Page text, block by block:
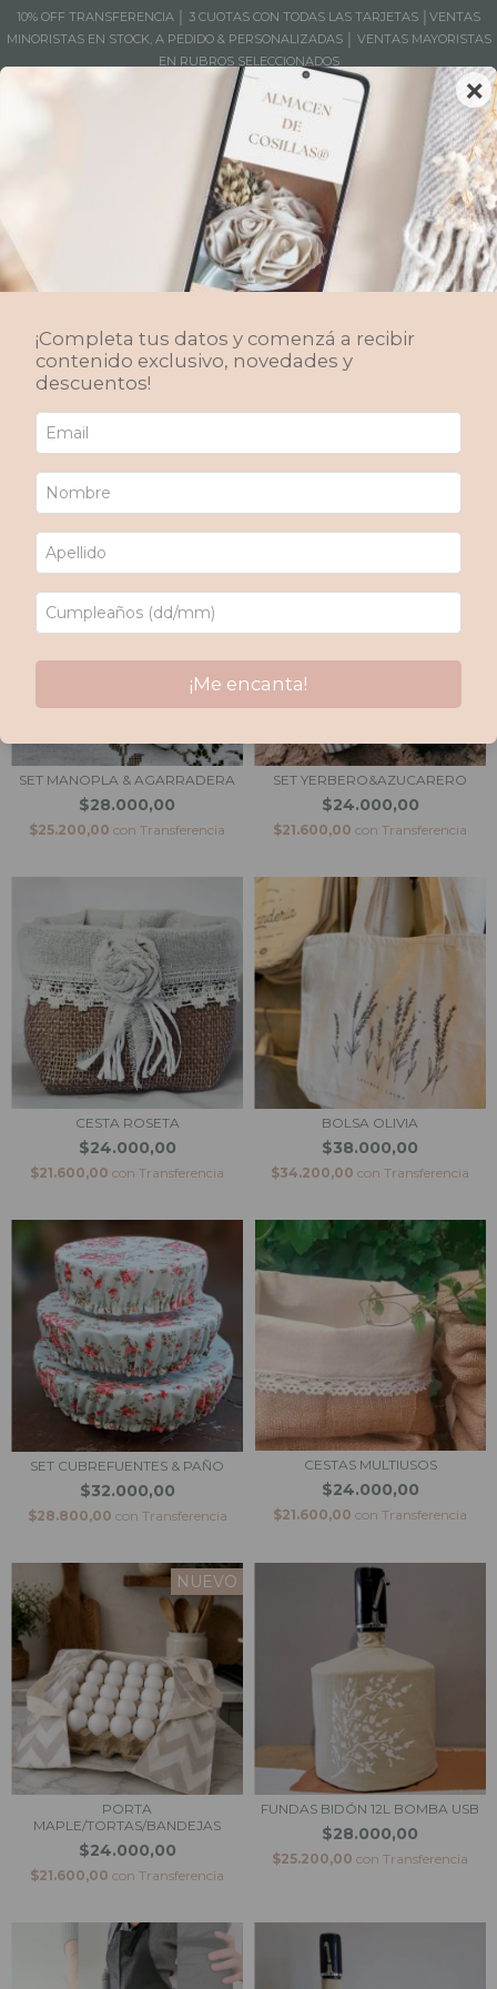
10% OFF TRANSFERENCIA │ 3 CUOTAS CON TODAS LAS TARJETAS │VENTAS
MINORISTAS EN STOCK, A PEDIDO & PERSONALIZADAS │ VENTAS MAYORISTAS
EN RUBROS SELECCIONADOS
0
Accesorios Cocina
Accesorios textiles hechos a mano para tu cocina. Contamos con stock
permanente y confección a pedido según tus necesidades.
Inicio / Productos / Decoración Textil / Cocina
Accesorios Cocina
Ordenar por
FILTRAR
SET MANOPLA & AGARRADERA
$28.000,00
$25.200,00 con Transferencia
SET YERBERO&AZUCARERO
$24.000,00
$21.600,00 con Transferencia
CESTA ROSETA
$24.000,00
$21.600,00 con Transferencia
BOLSA OLIVIA
$38.000,00
$34.200,00 con Transferencia
SET CUBREFUENTES & PAÑO
$32.000,00
$28.800,00 con Transferencia
CESTAS MULTIUSOS
$24.000,00
$21.600,00 con Transferencia
NUEVO
PORTA
MAPLE/TORTAS/BANDEJAS
$24.000,00
$21.600,00 con Transferencia
FUNDAS BIDÓN 12L BOMBA USB
$28.000,00
$25.200,00 con Transferencia
×
¡Completa tus datos y comenzá a recibir
contenido exclusivo, novedades y
descuentos!
¡Me encanta!